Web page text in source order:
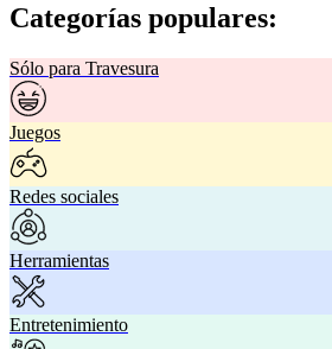
Categorías populares:
Sólo para Travesura
Juegos
Redes sociales
Herramientas
Entretenimiento